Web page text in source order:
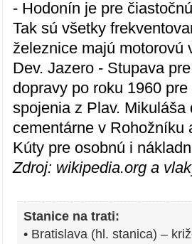
- Hodonín je pre
Tak sú všetky
železnice majú motorovú
Dev. Jazero - Stupava
dopravy po roku 1960
spojenia z Plav.
cementárne v Rohožníku
Kúty pre osobnú i
Zdroj: wikipedia.org a
Stanice na trati:
• Bratislava (hl. stanica) –